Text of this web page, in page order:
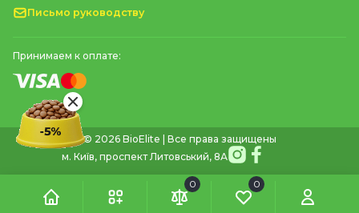
Письмо руководству
Принимаем к оплате:
© 2026 BioElite | Все права защищены
м. Київ, проспект Литовський, 8А
0 0